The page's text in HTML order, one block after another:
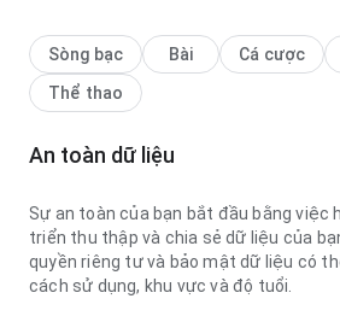
Sòng bạc Bài Cá cược
Thể thao
An toàn dữ liệu
Sự an toàn của bạn bắt đầu bằng việc
triển thu thập và chia sẻ dữ liệu của
quyền riêng tư và bảo mật dữ liệu có
cách sử dụng, khu vực và độ tuổi.